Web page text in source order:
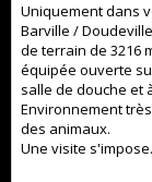
Uniquement dans
Barville /
de terrain de 3216
équipée ouverte
salle de douche et
Environnement
des animaux.
Une visite s'impose.